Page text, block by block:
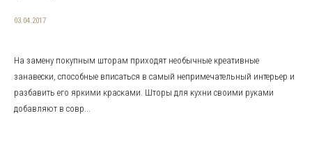
03.04.2017
На замену покупным шторам приходят необычные креативные
занавески, способные вписаться в самый непримечательный интерьер и
разбавить его яркими красками. Шторы для кухни своими руками
добавляют в совр...